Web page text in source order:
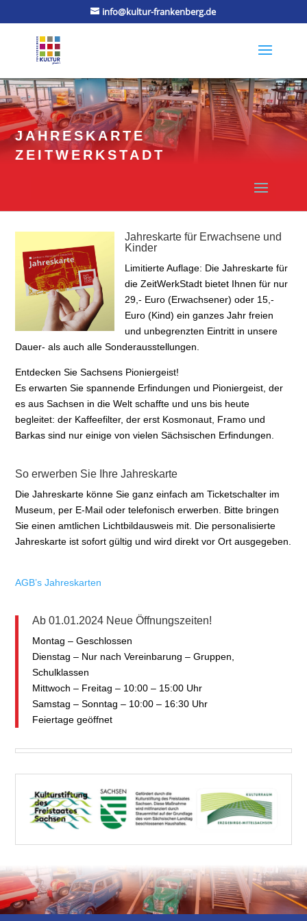
info@kultur-frankenberg.de
JAHRESKARTE
ZEITWERKSTADT
Jahreskarte für Erwachsene und
Kinder
Limitierte Auflage: Die Jahreskarte für
die ZeitWerkStadt bietet Ihnen für nur
29,- Euro (Erwachsener) oder 15,-
Euro (Kind) ein ganzes Jahr freien
und unbegrenzten Eintritt in unsere
Dauer- als auch alle Sonderausstellungen.
Entdecken Sie Sachsens Pioniergeist!
Es erwarten Sie spannende Erfindungen und Pioniergeist, der
es aus Sachsen in die Welt schaffte und uns bis heute
begleitet: der Kaffeefilter, der erst Kosmonaut, Framo und
Barkas sind nur einige von vielen Sächsischen Erfindungen.
So erwerben Sie Ihre Jahreskarte
Die Jahreskarte könne Sie ganz einfach am Ticketschalter im
Museum, per E-Mail oder telefonisch erwerben. Bitte bringen
Sie einen amtlichen Lichtbildausweis mit. Die personalisierte
Jahreskarte ist sofort gültig und wird direkt vor Ort ausgegeben.
AGB’s Jahreskarten
Ab 01.01.2024 Neue Öffnungszeiten!
Montag – Geschlossen
Dienstag – Nur nach Vereinbarung – Gruppen,
Schulklassen
Mittwoch – Freitag – 10:00 – 15:00 Uhr
Samstag – Sonntag – 10:00 – 16:30 Uhr
Feiertage geöffnet